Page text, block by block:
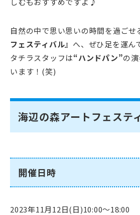
自然の中で思い思いの時間を過ごせ
フェスティバル』 へ、ぜひ足を運
タチラスタッフは“ハンドパン”の
います！(笑)
海辺の森アートフェステ
開催日時
2023年11月12日(日)10:00〜18:00